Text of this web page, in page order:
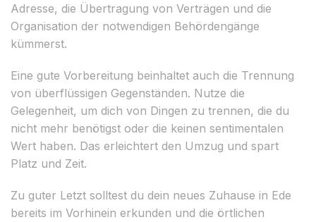
Adresse, die Übertragung von Verträgen und die
Organisation der notwendigen Behördengänge
kümmerst.
Eine gute Vorbereitung beinhaltet auch die Trennung
von überflüssigen Gegenständen. Nutze die
Gelegenheit, um dich von Dingen zu trennen, die du
nicht mehr benötigst oder die keinen sentimentalen
Wert haben. Das erleichtert den Umzug und spart
Platz und Zeit.
Zu guter Letzt solltest du dein neues Zuhause in Ede
bereits im Vorhinein erkunden und die örtlichen